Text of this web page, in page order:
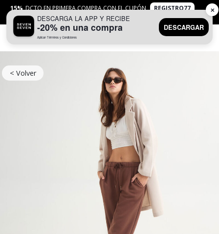
15% DCTO EN PRIMERA COMPRA CON EL CUPÓN
REGISTRO77
APLICANTYC
< Volver
DESCARGA LA APP Y RECIBE
-20% en una compra
Aplican Términos y Condiciones
DESCARGAR
✕